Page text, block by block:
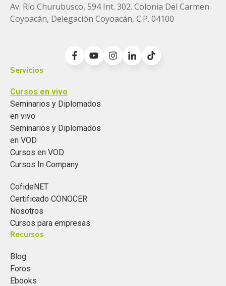
Av. Río Churubusco, 594 Int. 302. Colonia Del Carmen
Coyoacán, Delegación Coyoacán, C.P. 04100
Servicios
Cursos en vivo
Seminarios y Diplomados
en vivo
Seminarios y Diplomados
en VOD
Cursos en VOD
Cursos In Company
CofideNET
Certificado CONOCER
Nosotros
Cursos para empresas
Recursos
Blog
Foros
Ebooks